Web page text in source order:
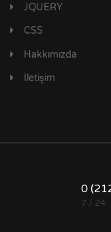
JQUERY
CSS
Hakkımızda
İletişim
0
7 / 24